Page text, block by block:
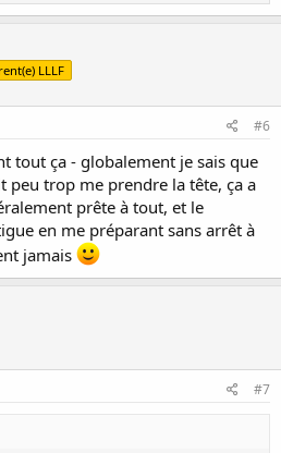
LLLF
#6
tout ça - globalement je sais que
peu trop me prendre la tête, ça a
prête à tout, et le
en me préparant sans arrêt à
jamais
#7